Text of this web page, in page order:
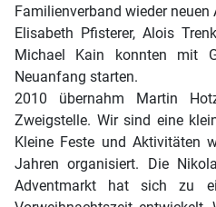
Familienverband wieder
Elisabeth Pfisterer, Alois
Michael Kain konnten mit
Neuanfang starten.
2010 übernahm Martin
Zweigstelle. Wir sind eine
Kleine Feste und Aktivitäten
Jahren organisiert. Die
Adventmarkt hat sich zu